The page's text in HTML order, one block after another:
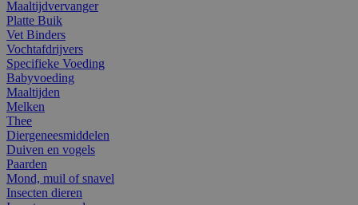
Maaltijdvervanger
Platte Buik
Vet Binders
Vochtafdrijvers
Specifieke Voeding
Babyvoeding
Maaltijden
Melken
Thee
Diergeneesmiddelen
Duiven en vogels
Paarden
Mond, muil of snavel
Insecten dieren